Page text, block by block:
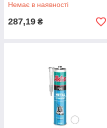
Немає в наявності
287,19 ₴